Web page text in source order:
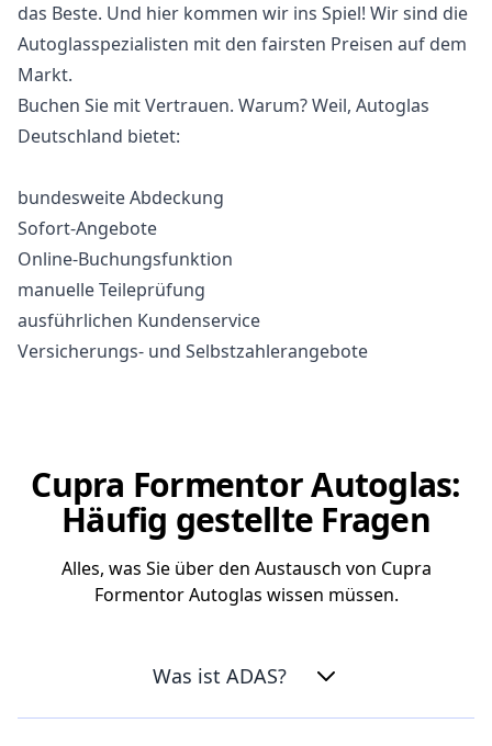
das Beste. Und hier kommen wir ins Spiel! Wir sind die
Autoglasspezialisten mit den fairsten Preisen auf dem
Markt.
Buchen Sie mit Vertrauen. Warum? Weil, Autoglas
Deutschland bietet:
bundesweite Abdeckung
Sofort-Angebote
Online-Buchungsfunktion
manuelle Teileprüfung
ausführlichen Kundenservice
Versicherungs- und Selbstzahlerangebote
Cupra Formentor Autoglas:
Häufig gestellte Fragen
Alles, was Sie über den Austausch von Cupra
Formentor Autoglas wissen müssen.
Was ist ADAS?